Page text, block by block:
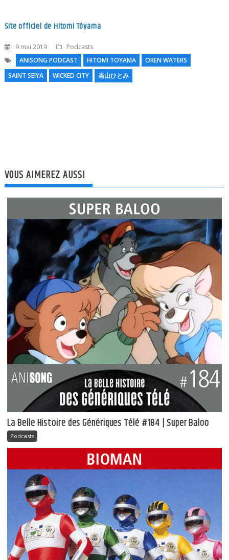
Site officiel de Hitomi Tôyama
9 mai 2019
Podcasts
ANISONG PODCAST
HITOMI TOYAMA
OREN WATERS
SAINT SEIYA
WICKED CITY 当山ひとみ
VOUS AIMEREZ AUSSI
La Belle Histoire des Génériques Télé #184 | Super Baloo
Podcasts